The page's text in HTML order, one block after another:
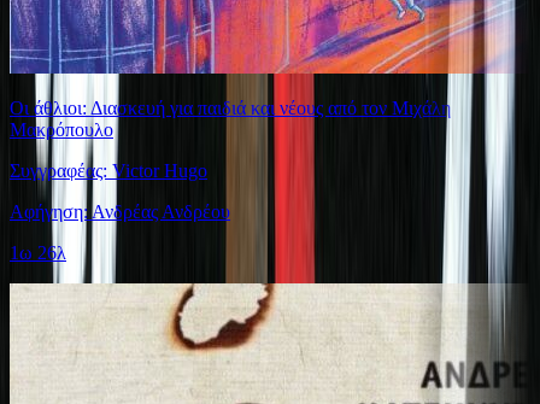
Οι άθλιοι: Διασκευή για παιδιά και νέους από τον Μιχάλη
Μακρόπουλο
Συγγραφέας: Victor Hugo
Αφήγηση: Ανδρέας Ανδρέου
1ω 26λ